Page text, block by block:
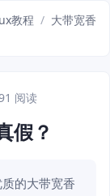
教程 / 大带宽香
阅读
假？
的大带宽香